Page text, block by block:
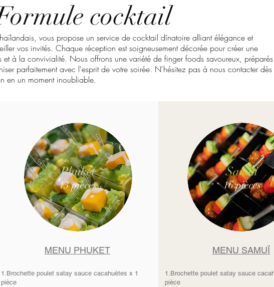
cocktail
vous propose un service de cocktail dînatoire alliant élégance et
vos invités. Chaque réception est soigneusement décorée pour créer une
à la convivialité. Nous offrons une variété de finger foods savoureux, préparés
parfaitement avec l'esprit de votre soirée. N'hésitez pas à nous contacter dès
en un moment inoubliable.
Phuket
13 pièces
MENU PHUKET
1.Brochette poulet satay sauce cacahuètes x 1
pièce
Samui
16 pièces
MENU SAMUÏ
1.Brochette poulet satay sauce
pièce